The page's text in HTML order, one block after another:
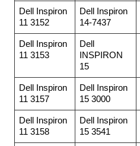
Dell Inspiron
11 3152
Dell Inspiron
14-7437
Dell Inspiron
11 3153
Dell
INSPIRON
15
Dell Inspiron
11 3157
Dell Inspiron
15 3000
Dell Inspiron
11 3158
Dell Inspiron
15 3541